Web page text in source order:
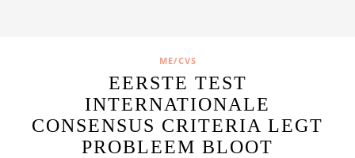
ME/CVS
EERSTE TEST
INTERNATIONALE
CONSENSUS CRITERIA LEGT
PROBLEEM BLOOT